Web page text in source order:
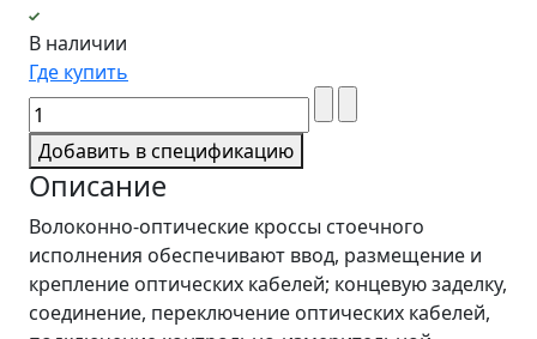
В наличии
Где купить
Добавить в спецификацию
Описание
Волоконно-оптические кроссы стоечного
исполнения обеспечивают ввод, размещение и
крепление оптических кабелей; концевую заделку,
соединение, переключение оптических кабелей,